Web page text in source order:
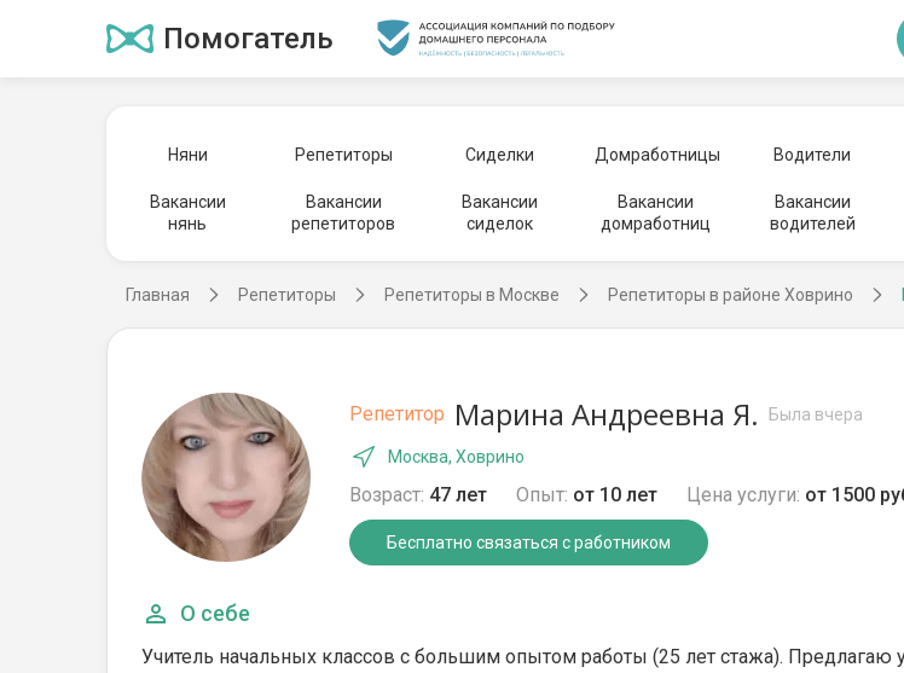
Помогатель
Няни Репетиторы Сиделки Домработницы Водители
Вакансии
нянь
Вакансии
репетиторов
Вакансии
сиделок
Вакансии
домработниц
Вакансии
водителей
Главная Репетиторы Репетиторы в Москве Репетиторы в районе Ховрино
Репетитор Марина Андреевна Я. Была вчера
Москва, Ховрино
Возраст: 47 лет Опыт: от 10 лет Цена услуги: от 1500
Бесплатно связаться с работником
О себе
Учитель начальных классов с большим опытом работы (25 лет стажа). Предлагаю